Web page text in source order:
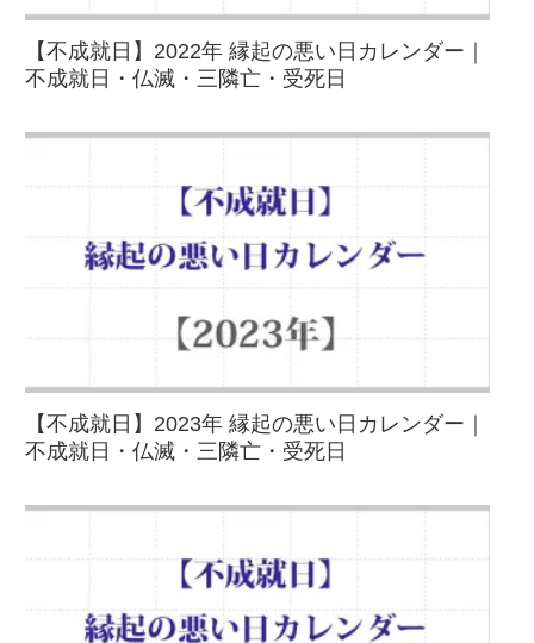
【不成就日】2022年 縁起の悪い日カレンダー｜
不成就日・仏滅・三隣亡・受死日
【不成就日】2023年 縁起の悪い日カレンダー｜
不成就日・仏滅・三隣亡・受死日